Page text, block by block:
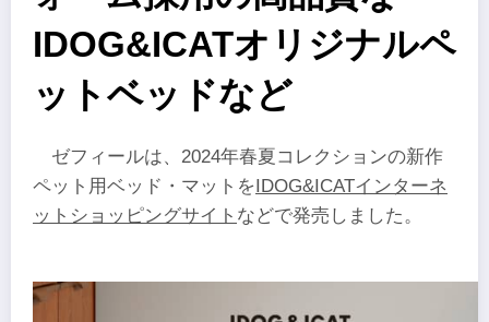
IDOG&ICATオリジナルペ
ットベッドなど
ゼフィールは、2024年春夏コレクションの新作
ペット用ベッド・マットを IDOG&ICATインターネ
ットショッピングサイト などで発売しました。